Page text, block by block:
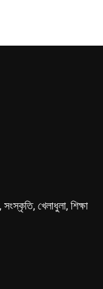
খেলাধুলা, শিক্ষা